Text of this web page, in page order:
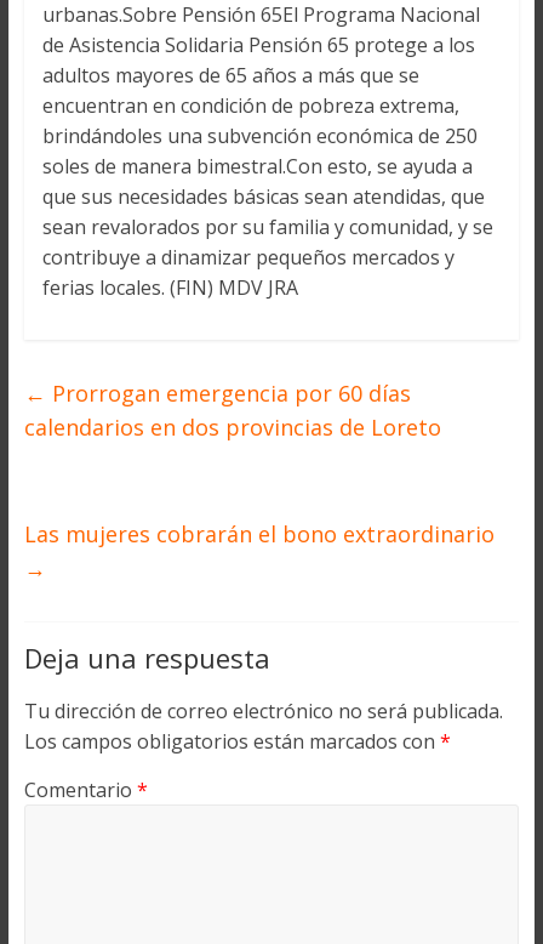
urbanas.Sobre Pensión 65El Programa Nacional
de Asistencia Solidaria Pensión 65 protege a los
adultos mayores de 65 años a más que se
encuentran en condición de pobreza extrema,
brindándoles una subvención económica de 250
soles de manera bimestral.Con esto, se ayuda a
que sus necesidades básicas sean atendidas, que
sean revalorados por su familia y comunidad, y se
contribuye a dinamizar pequeños mercados y
ferias locales. (FIN) MDV JRA
← Prorrogan emergencia por 60 días
calendarios en dos provincias de Loreto
Las mujeres cobrarán el bono extraordinario
→
Deja una respuesta
Tu dirección de correo electrónico no será publicada.
Los campos obligatorios están marcados con *
Comentario *